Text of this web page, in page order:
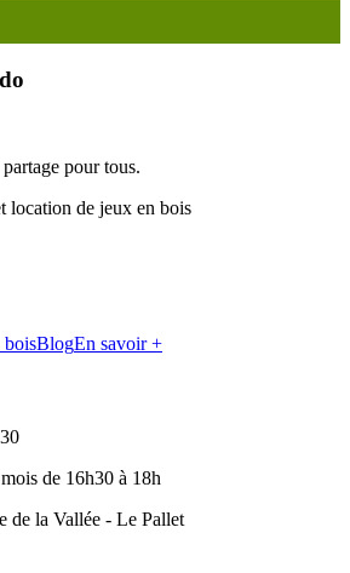
pour tous.
location de jeux en bois
boisBlogEn savoir +
de 16h30 à 18h
de la Vallée - Le Pallet